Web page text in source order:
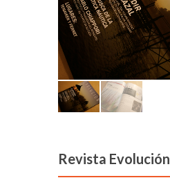
Revista Evolución